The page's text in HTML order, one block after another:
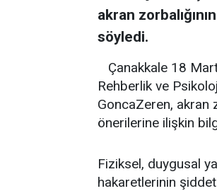
akran
söyledi.
Çanakkale 18
Rehberlik ve
GoncaZeren, akran
önerilerine ilişkin
Fiziksel, duygusal
hakaretlerinin şiddet